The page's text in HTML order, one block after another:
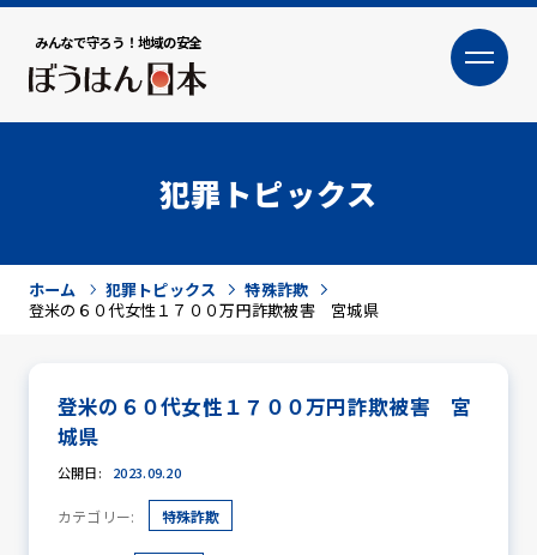
みんなで守ろう！地域の安全
大
防犯活動ニュース
犯罪トピックス
ホーム 犯罪トピックス
特殊詐欺
登米の６０代女性１７００万円詐欺被害 宮城県
登米の６０代女性１７００万円詐欺被害 宮
城県
公開日: 2023.09.20
カテゴリー: 特殊詐欺